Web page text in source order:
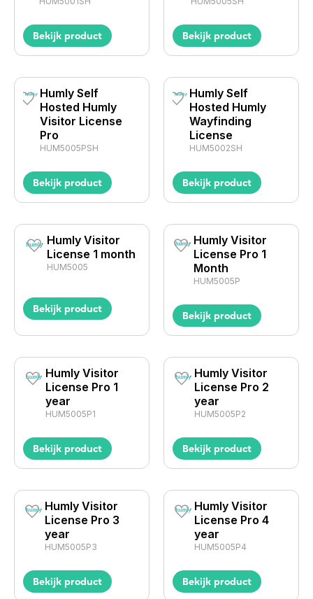
Bekijk product Bekijk product
Humly Self
Hosted Humly
Visitor License
Pro
HUM5005PSH
Bekijk product
Humly Self
Hosted Humly
Wayfinding
License
HUM5002SH
Bekijk product
Humly Visitor
License 1 month
HUM5005
Bekijk product
Humly Visitor
License Pro 1
Month
HUM5005P
Bekijk product
Humly Visitor
License Pro 1
year
HUM5005P1
Bekijk product
Humly Visitor
License Pro 2
year
HUM5005P2
Bekijk product
Humly Visitor
License Pro 3
year
HUM5005P3
Bekijk product
Humly Visitor
License Pro 4
year
HUM5005P4
Bekijk product